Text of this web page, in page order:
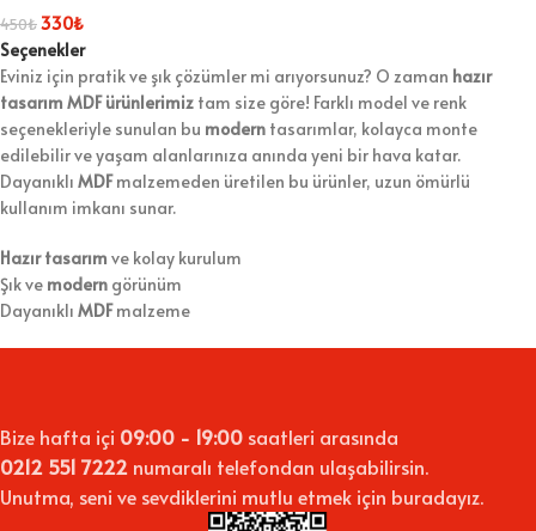
450₺330₺
Seçenekler
Eviniz için pratik ve şık çözümler mi arıyorsunuz? O zaman hazır
tasarım MDF ürünlerimiz tam size göre! Farklı model ve renk
seçenekleriyle sunulan bu modern tasarımlar, kolayca monte
edilebilir ve yaşam alanlarınıza anında yeni bir hava katar.
Dayanıklı MDFmalzemeden üretilen bu ürünler, uzun ömürlü
kullanım imkanı sunar.
Hazır tasarım ve kolay kurulum
Şık ve modern görünüm
Dayanıklı MDFmalzeme
Bize hafta içi 09:00 - 19:00 saatleri arasında
0212 551 7222 numaralı telefondan ulaşabilirsin.
Unutma, seni ve sevdiklerini mutlu etmek için buradayız.